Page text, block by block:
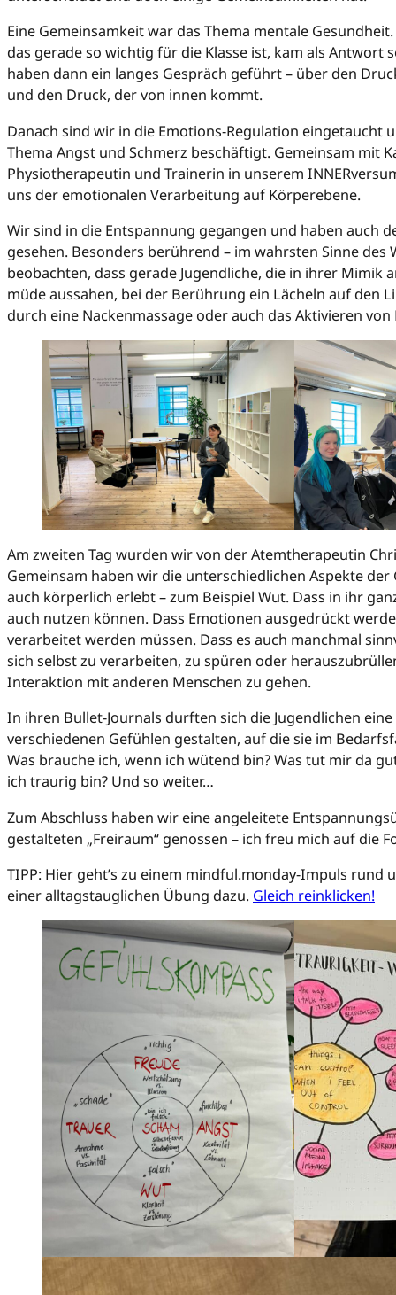
Eine Gemeinsamkeit war das Thema mentale
das gerade so wichtig für die Klasse ist, kam als Antwort
haben dann ein langes Gespräch geführt – über den
und den Druck, der von innen kommt.
Danach sind wir in die Emotions-Regulation eingetaucht
Thema Angst und Schmerz beschäftigt. Gemeinsam mit
Physiotherapeutin und Trainerin in unserem
uns der emotionalen Verarbeitung auf Körperebene.
Wir sind in die Entspannung gegangen und haben auch
gesehen. Besonders berührend – im wahrsten Sinne des
beobachten, dass gerade Jugendliche, die in ihrer Mimik
müde aussahen, bei der Berührung ein Lächeln auf den
durch eine Nackenmassage oder auch das Aktivieren von
Am zweiten Tag wurden wir von der Atemtherapeutin
Gemeinsam haben wir die unterschiedlichen Aspekte
auch körperlich erlebt – zum Beispiel Wut. Dass in ihr
auch nutzen können. Dass Emotionen ausgedrückt
verarbeitet werden müssen. Dass es auch manchmal
sich selbst zu verarbeiten, zu spüren oder
Interaktion mit anderen Menschen zu gehen.
In ihren Bullet-Journals durften sich die Jugendlichen
verschiedenen Gefühlen gestalten, auf die sie im
Was brauche ich, wenn ich wütend bin? Was tut mir da
ich traurig bin? Und so weiter…
Zum Abschluss haben wir eine angeleitete
gestalteten „Freiraum“ genossen – ich freu mich auf die
TIPP: Hier geht’s zu einem mindful.monday-Impuls rund
einer alltagstauglichen Übung dazu. Gleich reinklicken!